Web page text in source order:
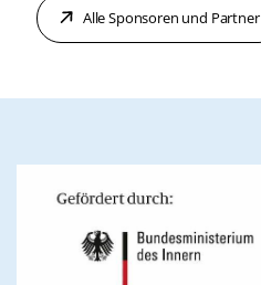
Alle Sponsoren und Partner